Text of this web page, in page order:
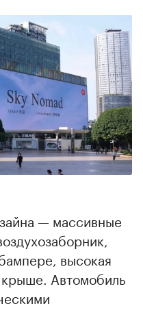
— массивные
высокая
крыше. Автомобиль